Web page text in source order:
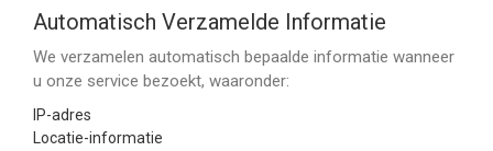
Automatisch Verzamelde Informatie
We verzamelen automatisch bepaalde informatie wanneer
u onze service bezoekt, waaronder:
IP-adres
Locatie-informatie